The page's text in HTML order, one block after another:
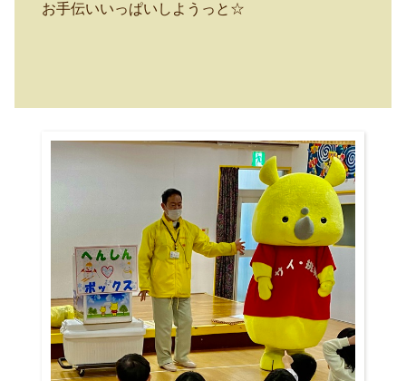
お手伝いいっぱいしようっと☆